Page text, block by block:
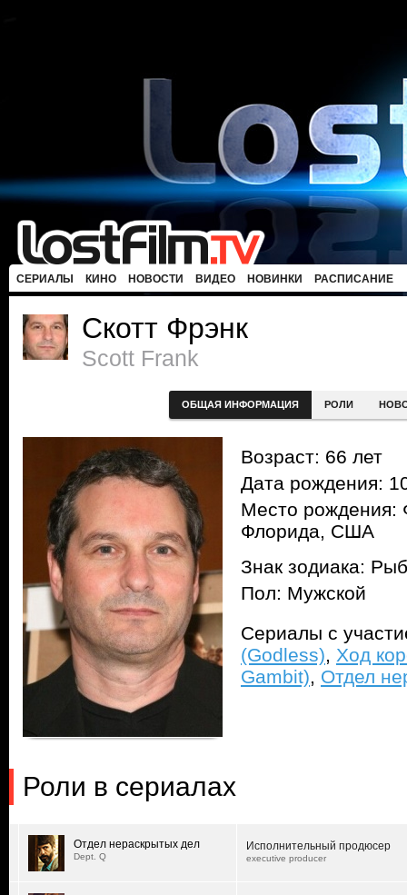
СЕРИАЛЫ КИНО НОВОСТИ ВИДЕО НОВИНКИ РАСПИСАНИЕ
Скотт Фрэнк
Scott Frank
ОБЩАЯ ИНФОРМАЦИЯ РОЛИ
Возраст: 66 лет
Дата рождения:
Место рождения:
Флорида, США
Знак зодиака:
Пол: Мужской
Сериалы с
(Godless), Ход
Gambit), Отдел
Роли в сериалах
Отдел нераскрытых дел
Dept. Q
Исполнительный продюсер
executive producer